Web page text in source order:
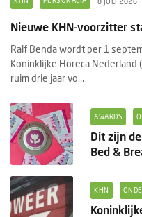
Nieuwe KHN-voorzitter
Ralf Benda wordt per 1
Koninklijke Horeca Nederland
ruim drie jaar vo...
AWARDS
Dit zijn
Bed &
KHN